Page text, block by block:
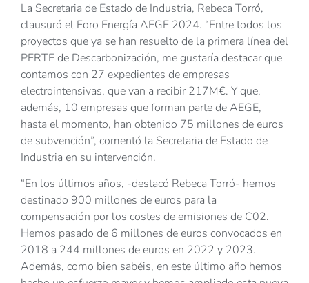
La Secretaria de Estado de Industria, Rebeca Torró,
clausuró el Foro Energía AEGE 2024. “Entre todos los
proyectos que ya se han resuelto de la primera línea del
PERTE de Descarbonización, me gustaría destacar que
contamos con 27 expedientes de empresas
electrointensivas, que van a recibir 217M€. Y que,
además, 10 empresas que forman parte de AEGE,
hasta el momento, han obtenido 75 millones de euros
de subvención”, comentó la Secretaria de Estado de
Industria en su intervención.
“En los últimos años, -destacó Rebeca Torró- hemos
destinado 900 millones de euros para la
compensación por los costes de emisiones de C02.
Hemos pasado de 6 millones de euros convocados en
2018 a 244 millones de euros en 2022 y 2023.
Además, como bien sabéis, en este último año hemos